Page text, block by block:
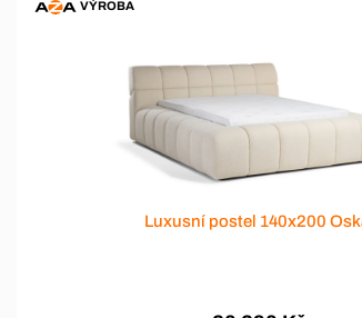
VÝROBA
Luxusní postel 140x200